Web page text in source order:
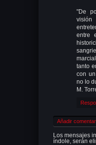
"De
entre
tanto
con
no lo
M.
Añadir
Los mensajes
índole, serán